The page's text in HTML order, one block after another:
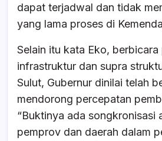
dapat terjadwal dan tidak
yang lama proses di
Selain itu kata Eko, berbicara
infrastruktur dan supra
Sulut, Gubernur dinilai telah
mendorong percepatan
“Buktinya ada songkronisasi
pemprov dan daerah dalam